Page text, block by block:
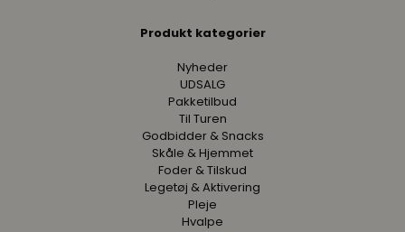
Produkt kategorier
Nyheder
UDSALG
Pakketilbud
Til Turen
Godbidder & Snacks
Skåle & Hjemmet
Foder & Tilskud
Legetøj & Aktivering
Pleje
Hvalpe